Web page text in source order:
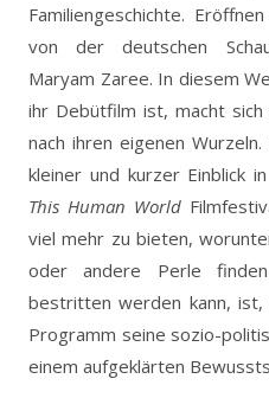
Familiengeschichte.
von der deutschen
Maryam Zaree. In diesem
ihr Debütfilm ist, macht
nach ihren eigenen
kleiner und kurzer Einblick
This Human World
viel mehr zu bieten,
oder andere Perle
bestritten werden kann,
Programm seine sozio-
einem aufgeklärten